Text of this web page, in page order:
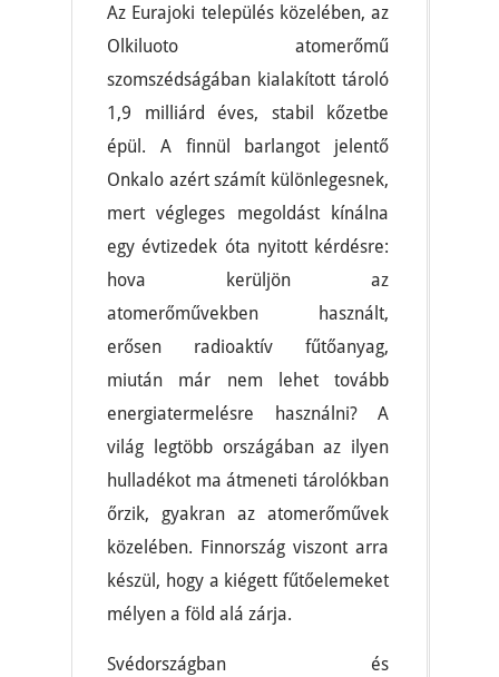
Az Eurajoki település közelében, az
Olkiluoto atomerőmű
szomszédságában kialakított tároló
1,9 milliárd éves, stabil kőzetbe
épül. A finnül barlangot jelentő
Onkalo azért számít különlegesnek,
mert végleges megoldást kínálna
egy évtizedek óta nyitott kérdésre:
hova kerüljön az
atomerőművekben használt,
erősen radioaktív fűtőanyag,
miután már nem lehet tovább
energiatermelésre használni? A
világ legtöbb országában az ilyen
hulladékot ma átmeneti tárolókban
őrzik, gyakran az atomerőművek
közelében. Finnország viszont arra
készül, hogy a kiégett fűtőelemeket
mélyen a föld alá zárja.
Svédországban és